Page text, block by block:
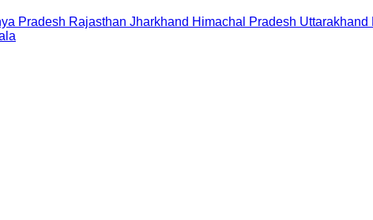
Pradesh Rajasthan Jharkhand Himachal Pradesh Uttarakhand